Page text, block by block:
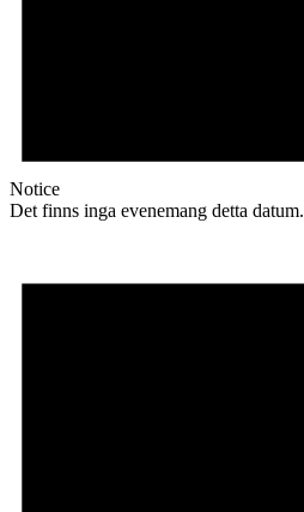
Notice
Det finns inga evenemang detta datum.